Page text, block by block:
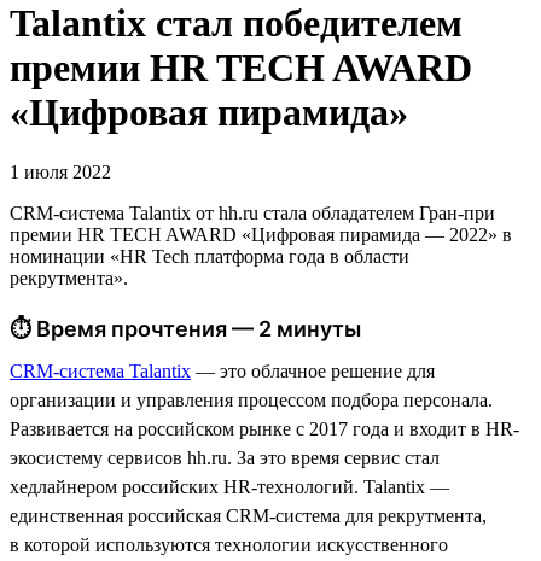
Talantix cтал победителем
премии HR TECH AWARD
«Цифровая пирамида»
1 июля 2022
CRM-система Talantix от hh.ru стала обладателем Гран-при
премии HR TECH AWARD «Цифровая пирамида — 2022» в
номинации «HR Tech платформа года в области
рекрутмента».
⏱ Время прочтения — 2 минуты
CRM-система Talantix — это облачное решение для
организации и управления процессом подбора персонала.
Развивается на российском рынке с 2017 года и входит в HR-
экосистему сервисов hh.ru. За это время сервис стал
хедлайнером российских HR-технологий. Talantix —
единственная российская CRM-система для рекрутмента,
в которой используются технологии искусственного